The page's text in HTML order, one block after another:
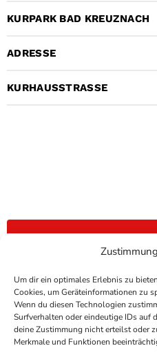
Um dir ein optimales Erlebnis zu
Cookies, um Geräteinformationen zu
Wenn du diesen Technologien
Surfverhalten oder eindeutige IDs auf
deine Zustimmung nicht erteilst oder
Merkmale und Funktionen
KURPARK BAD KREUZNACH
ADRESSE
KURHAUSSTRASSE
COPYRIGHTANTENNE BAD